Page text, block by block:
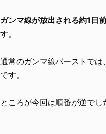
ガンマ線が放出される約1日
す。
通常のガンマ線バーストで
です。
ところが今回は順番が逆でし